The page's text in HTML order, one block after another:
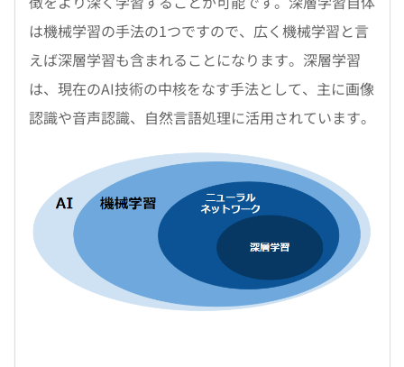
は機械学習の手法の1つですので、広く機械学習と言
えば深層学習も含まれることになります。深層学習
は、現在のAI技術の中核をなす手法として、主に画像
認識や音声認識、自然言語処理に活用されています。